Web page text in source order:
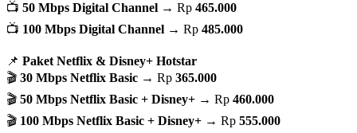
📺 50 Mbps Digital Channel → Rp 465.000
📺 100 Mbps Digital Channel → Rp 485.000
📌 Paket Netflix & Disney+ Hotstar
🎬 30 Mbps Netflix Basic → Rp 365.000
🎬 50 Mbps Netflix Basic + Disney+ → Rp 460.000
🎬 100 Mbps Netflix Basic + Disney+ → Rp 555.000